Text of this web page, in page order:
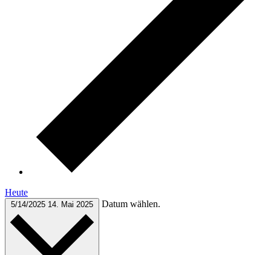
Heute
5/14/2025 14. Mai 2025 Datum wählen.